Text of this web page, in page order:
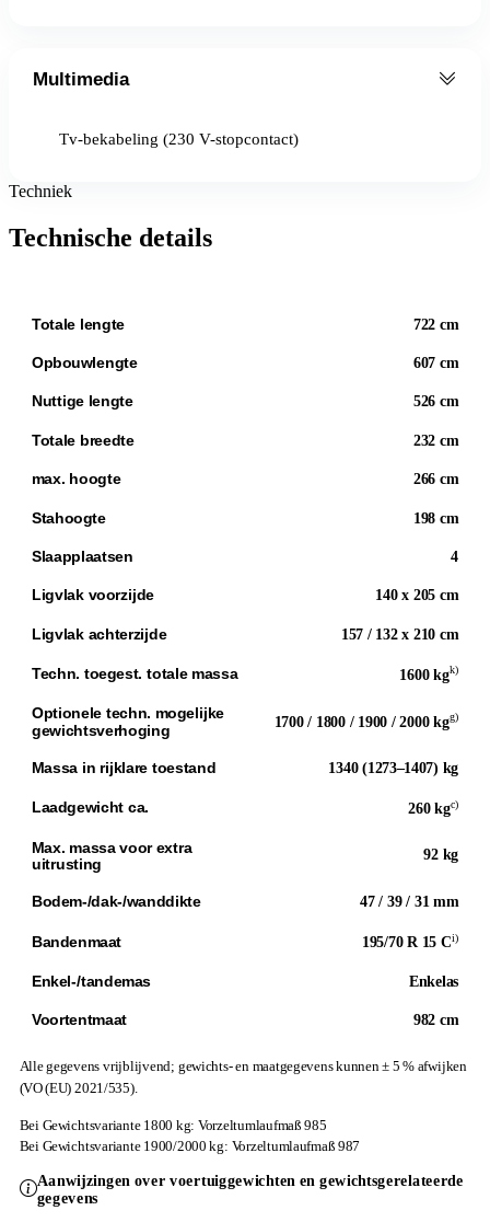
Multimedia
Tv-bekabeling (230 V-stopcontact)
Techniek
Technische details
Totale lengte 722 cm
Opbouwlengte 607 cm
Nuttige lengte 526 cm
Totale breedte 232 cm
max. hoogte 266 cm
Stahoogte 198 cm
Slaapplaatsen 4
Ligvlak voorzijde 140 x 205 cm
Ligvlak achterzijde 157 / 132 x 210 cm
Techn. toegest. totale massa 1600 kgk)
Optionele techn. mogelijke
gewichtsverhoging
1700 / 1800 / 1900 / 2000 kgg)
Massa in rijklare toestand 1340 (1273–1407) kg
Laadgewicht ca. 260 kgc)
Max. massa voor extra
uitrusting
92 kg
Bodem-/dak-/wanddikte 47 / 39 / 31 mm
Bandenmaat 195/70 R 15 Ci)
Enkel-/tandemas Enkelas
Voortentmaat 982 cm
Alle gegevens vrijblijvend; gewichts- en maatgegevens kunnen ± 5 % afwijken
(VO (EU) 2021/535).
Bei Gewichtsvariante 1800 kg: Vorzeltumlaufmaß 985
Bei Gewichtsvariante 1900/2000 kg: Vorzeltumlaufmaß 987
Aanwijzingen over voertuiggewichten en gewichtsgerelateerde
gegevens